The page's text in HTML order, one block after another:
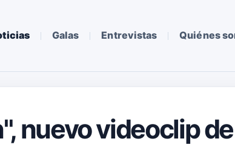
Galas Entrevistas Quiénes
nuevo videoclip